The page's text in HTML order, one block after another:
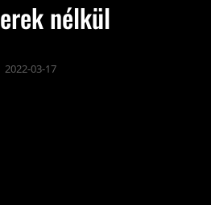
nélkül
2022-03-17